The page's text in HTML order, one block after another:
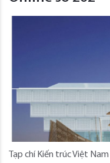
Tạp chí Kiến trúc Việt